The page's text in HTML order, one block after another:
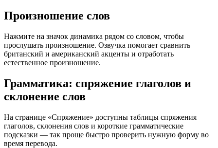
Произношение слов
Нажмите на значок динамика рядом со словом, чтобы
прослушать произношение. Озвучка помогает сравнить
британский и американский акценты и отработать
естественное произношение.
Грамматика: спряжение глаголов и
склонение слов
На странице «Спряжение» доступны таблицы спряжения
глаголов, склонения слов и короткие грамматические
подсказки — так проще быстро проверить нужную форму во
время перевода.